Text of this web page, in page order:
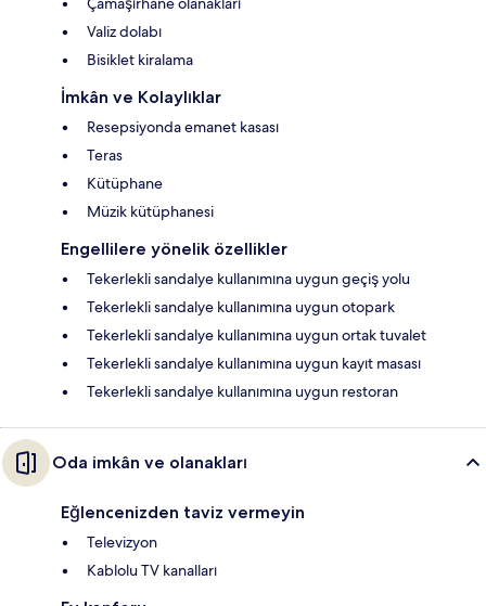
Valiz dolabı
Bisiklet kiralama
İmkân ve Kolaylıklar
Resepsiyonda emanet kasası
Teras
Kütüphane
Müzik kütüphanesi
Engellilere yönelik özellikler
Tekerlekli sandalye kullanımına uygun geçiş yolu
Tekerlekli sandalye kullanımına uygun otopark
Tekerlekli sandalye kullanımına uygun ortak tuvalet
Tekerlekli sandalye kullanımına uygun kayıt masası
Tekerlekli sandalye kullanımına uygun restoran
Oda imkân ve olanakları
Eğlencenizden taviz vermeyin
Televizyon
Kablolu TV kanalları